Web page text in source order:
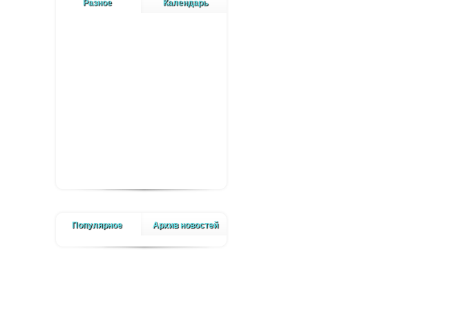
Популярное Архив новостей